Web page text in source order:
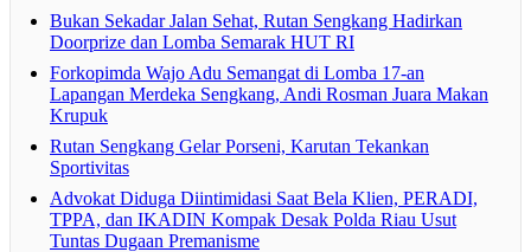
Bukan Sekadar Jalan Sehat, Rutan Sengkang Hadirkan
Doorprize dan Lomba Semarak HUT RI
Forkopimda Wajo Adu Semangat di Lomba 17-an
Lapangan Merdeka Sengkang, Andi Rosman Juara Makan
Krupuk
Rutan Sengkang Gelar Porseni, Karutan Tekankan
Sportivitas
Advokat Diduga Diintimidasi Saat Bela Klien, PERADI,
TPPA, dan IKADIN Kompak Desak Polda Riau Usut
Tuntas Dugaan Premanisme